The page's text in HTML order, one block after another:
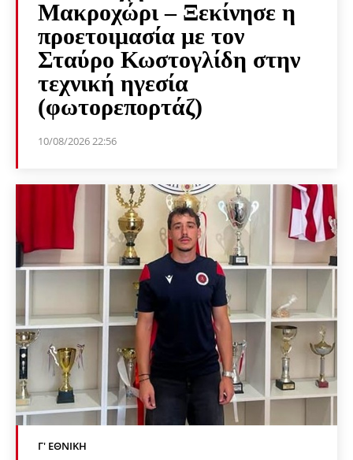
Μακροχώρι – Ξεκίνησε η
προετοιμασία με τον
Σταύρο Κωστογλίδη στην
τεχνική ηγεσία
(φωτορεπορτάζ)
10/08/2026 22:56
Γ' ΕΘΝΙΚΉ